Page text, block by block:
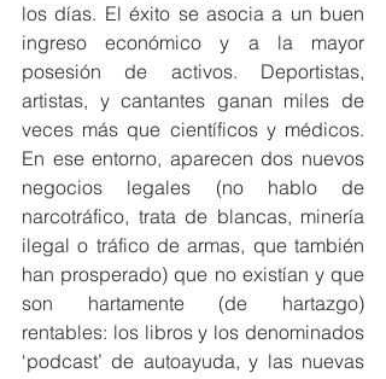
los días. El éxito se asocia a un buen
ingreso económico y a la mayor
posesión de activos. Deportistas,
artistas, y cantantes ganan miles de
veces más que científicos y médicos.
En ese entorno, aparecen dos nuevos
negocios legales (no hablo de
narcotráfico, trata de blancas, minería
ilegal o tráfico de armas, que también
han prosperado) que no existían y que
son hartamente (de hartazgo)
rentables: los libros y los denominados
‘podcast’ de autoayuda, y las nuevas